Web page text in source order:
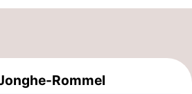
Rommel